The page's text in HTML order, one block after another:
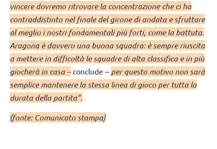
vincere dovremo ritrovare la concentrazione che ci ha
contraddistinto nel finale del girone di andata e sfruttare
al meglio i nostri fondamentali più forti, come la battuta.
Aragona è davvero una buona squadra: è sempre riuscita
a mettere in difficoltà le squadre di alta classifica e in più
giocherà in casa –conclude – per questo motivo non sarà
semplice mantenere la stessa linea di gioco per tutta la
durata della partita”.
(fonte: Comunicato stampa)